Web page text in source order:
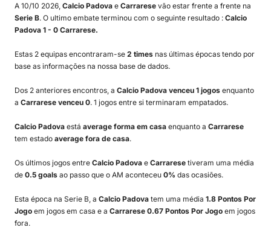
A 10/10 2026, Calcio Padova e Carrarese vão estar frente a frente na
Serie B. O ultimo embate terminou com o seguinte resultado : Calcio
Padova 1 - 0 Carrarese.
Estas 2 equipas encontraram-se 2 times nas últimas épocas tendo por
base as informações na nossa base de dados.
Dos 2 anteriores encontros, a Calcio Padova venceu 1 jogos enquanto
a Carrarese venceu 0. 1 jogos entre si terminaram empatados.
Calcio Padova está average forma em casa enquanto a Carrarese
tem estado average fora de casa.
Os últimos jogos entre Calcio Padova e Carrarese tiveram uma média
de 0.5 goals ao passo que o AM aconteceu 0% das ocasiões.
Esta época na Serie B, a Calcio Padova tem uma média 1.8 Pontos Por
Jogo em jogos em casa e a Carrarese 0.67 Pontos Por Jogo em jogos
fora.